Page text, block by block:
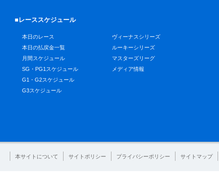
■レーススケジュール
本日のレース
本日の払戻金一覧
月間スケジュール
SG・PG1スケジュール
G1・G2スケジュール
G3スケジュール
ヴィーナスシリーズ
ルーキーシリーズ
マスターズリーグ
メディア情報
本サイトについて サイトポリシー プライバシーポリシー サイトマップ